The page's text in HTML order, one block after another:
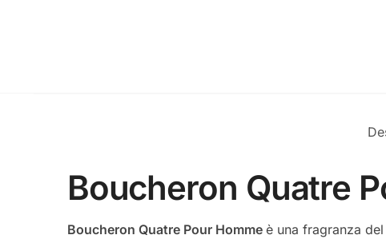
Boucheron Quatre
Boucheron Quatre Pour Homme è una fragranza